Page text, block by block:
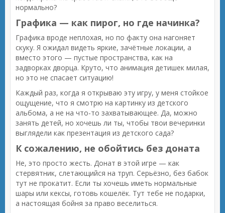
нормально?
Графика — как пирог, но где начинка?
Графика вроде неплохая, но по факту она нагоняет
скуку. Я ожидал видеть яркие, зачётные локации, а
вместо этого — пустые пространства, как на
задворках дворца. Круто, что анимация детишек милая,
но это не спасает ситуацию!
Каждый раз, когда я открываю эту игру, у меня стойкое
ощущение, что я смотрю на картинку из детского
альбома, а не на что-то захватывающее. Да, можно
занять детей, но хочешь ли ты, чтобы твои вечеринки
выглядели как презентация из детского сада?
К сожалению, не обойтись без доната
Не, это просто жесть. Донат в этой игре — как
стервятник, слетающийся на труп. Серьёзно, без бабок
тут не прокатит. Если ты хочешь иметь нормальные
шары или кексы, готовь кошелёк. Тут тебе не подарки,
а настоящая бойня за право веселиться.